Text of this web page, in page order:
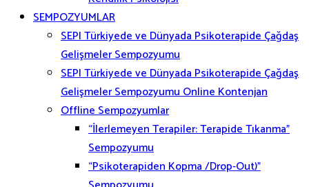
SEMPOZYUMLAR
SEPI Türkiyede ve Dünyada Psikoterapide Çağdaş
Gelişmeler Sempozyumu
SEPI Türkiyede ve Dünyada Psikoterapide Çağdaş
Gelişmeler Sempozyumu Online Kontenjan
Offline Sempozyumlar
“İlerlemeyen Terapiler: Terapide Tıkanma”
Sempozyumu
“Psikoterapiden Kopma /Drop-Out)”